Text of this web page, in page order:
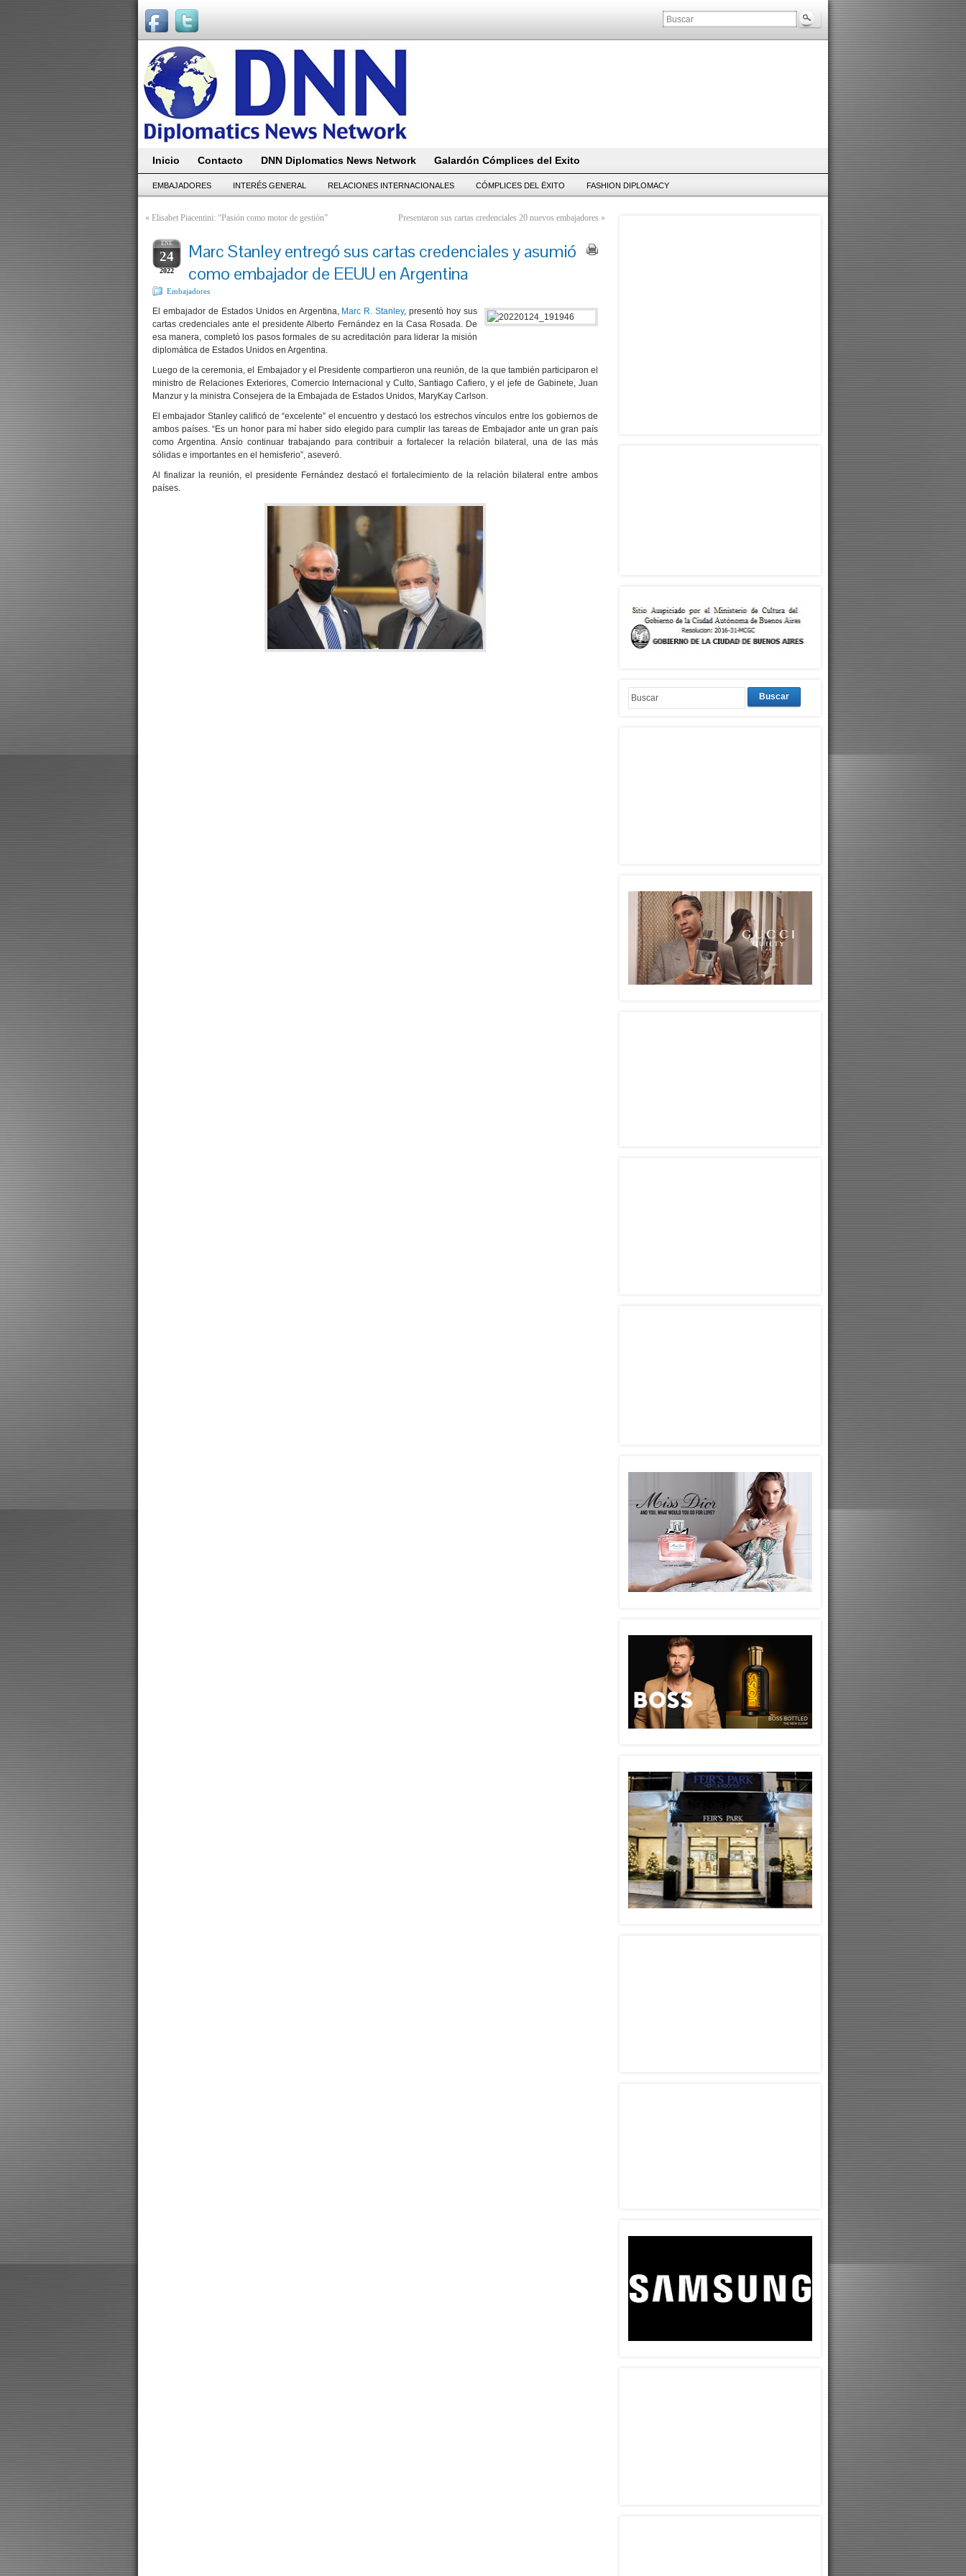
Inicio Contacto DNN Diplomatics News Network Galardón Cómplices del Exito
EMBAJADORES INTERÉS GENERAL RELACIONES INTERNACIONALES CÓMPLICES DEL ËXITO FASHION DIPLOMACY
« Elisabet Piacentini: “Pasión como motor de gestión” Presentaron sus cartas credenciales 20 nuevos embajadores »
ENE
24
2022
Marc Stanley entregó sus cartas credenciales y asumió
como embajador de EEUU en Argentina
Embajadores
El embajador de Estados Unidos en Argentina, Marc R. Stanley, presentó hoy sus
cartas credenciales ante el presidente Alberto Fernández en la Casa Rosada. De
esa manera, completó los pasos formales de su acreditación para liderar la misión
diplomática de Estados Unidos en Argentina.
Luego de la ceremonia, el Embajador y el Presidente compartieron una reunión, de la que también participaron el
ministro de Relaciones Exteriores, Comercio Internacional y Culto, Santiago Cafiero, y el jefe de Gabinete, Juan
Manzur y la ministra Consejera de la Embajada de Estados Unidos, MaryKay Carlson.
El embajador Stanley calificó de “excelente” el encuentro y destacó los estrechos vínculos entre los gobiernos de
ambos países. “Es un honor para mí haber sido elegido para cumplir las tareas de Embajador ante un gran país
como Argentina. Ansío continuar trabajando para contribuir a fortalecer la relación bilateral, una de las más
sólidas e importantes en el hemisferio”, aseveró.
Al finalizar la reunión, el presidente Fernández destacó el fortalecimiento de la relación bilateral entre ambos
países.
Buscar